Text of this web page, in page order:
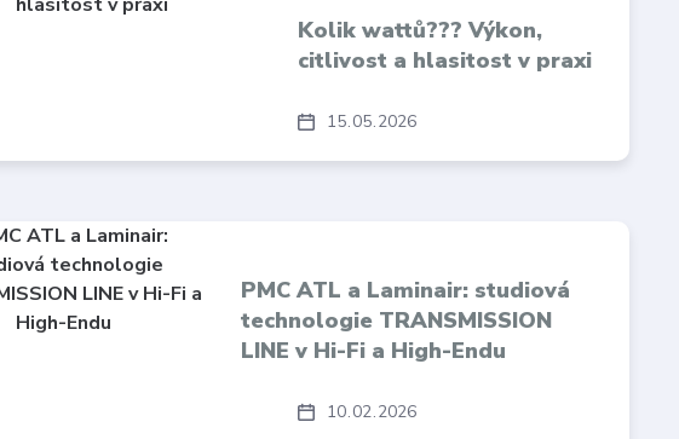
15 05 2026
Kolik wattů??? Výkon,
citlivost a hlasitost v praxi
10 02 2026
PMC ATL a Laminair: studiová
technologie TRANSMISSION
LINE v Hi-Fi a High-Endu